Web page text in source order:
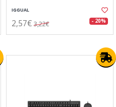
IGGUAL
2,57€ 3,22€ - 20%